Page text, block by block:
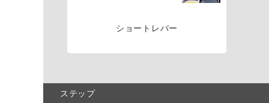
ショートレバー
ステップ